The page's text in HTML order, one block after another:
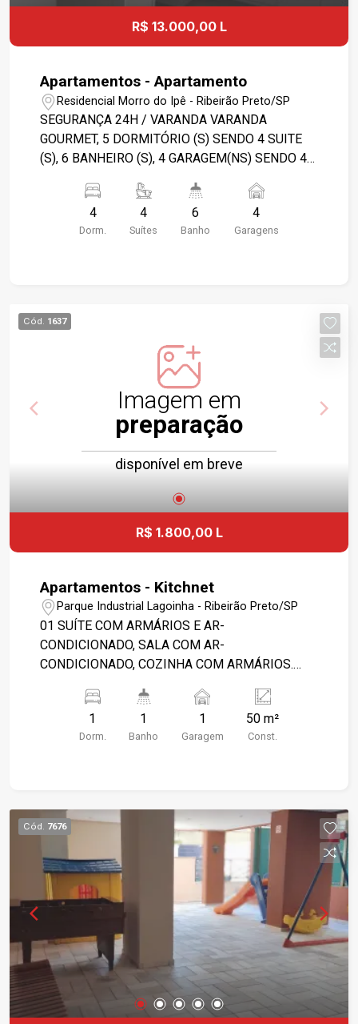
R$ 13.000,00 L
Apartamentos - Apartamento
Residencial Morro do Ipê - Ribeirão Preto/SP
SEGURANÇA 24H / VARANDA VARANDA
GOURMET, 5 DORMITÓRIO (S) SENDO 4 SUITE
(S), 6 BANHEIRO (S), 4 GARAGEM(NS) SENDO 4
EMPREGADA, PISCINA ADULTO, COZINHA
MODULADA/PLANEJADA, 1 COPA, 1 SALA C/03
AMBIENTES, INTERFONE, PLAYGROUND,
DE SERVIÇO, MEDIDOR DE ÁGUA INDIVIDUAL,
ÁREA DE CHURRASCO, PORTÃO ELETRÔNICO,
PORTARIA 24HS. IMÓVEL LOCALIZADO NAS
PROXIMIDADES DA(O) *ZONA SUL, PARQUE
MUNICIPAL DR. LUIS CARLOS RAYA, ESCOLA
SANTA ÚRSULA, IGREJA SANTA ÂNGELA. (4083).
4-GARAGENS. (*) VALOR DO CONDOMÍNIO:
CONSULTADO/ATUALIZADO JUNTO À
4
Dorm.
4
Suítes
6
Banho
4
Garagens
Cód. 1637
Imagem em
preparação
disponível em breve
R$ 1.800,00 L
Apartamentos - Kitchnet
Parque Industrial Lagoinha - Ribeirão Preto/SP
01 SUÍTE COM ARMÁRIOS E AR-
CONDICIONADO, SALA COM AR-
CONDICIONADO, COZINHA COM ARMÁRIOS.
1
Dorm.
1
Banho
1
Garagem
50 m²
Const.
Cód. 7676